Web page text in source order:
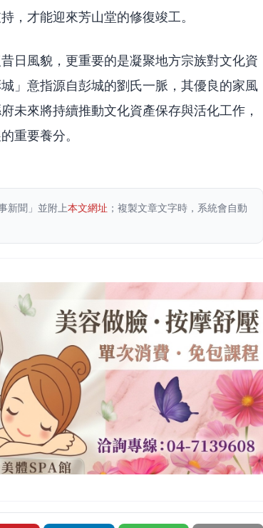
，才能迎來芳山堂的修復竣工。
日風貌，更重要的是凝聚地方宗族對文化資
」意指源自彭城的劉氏一脈，其優良的家風
未來將持續推動文化資產保存與活化工作，
重要養分。
新聞」並附上本文網址 ；複製文章文字時，系統會自動